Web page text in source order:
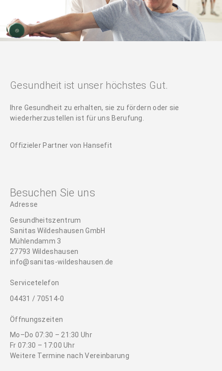
Gesundheit ist unser höchstes Gut.
Ihre Gesundheit zu erhalten, sie zu fördern oder sie
wiederherzustellen ist für uns Berufung.
Offizieler Partner von Hansefit
Besuchen Sie uns
Adresse
Gesundheitszentrum
Sanitas Wildeshausen GmbH
Mühlendamm 3
27793 Wildeshausen
info@sanitas-wildeshausen.de
Servicetelefon
04431 / 70514-0
Öffnungszeiten
Mo–Do 07:30 – 21:30 Uhr
Fr 07:30 – 17:00 Uhr
Weitere Termine nach Vereinbarung